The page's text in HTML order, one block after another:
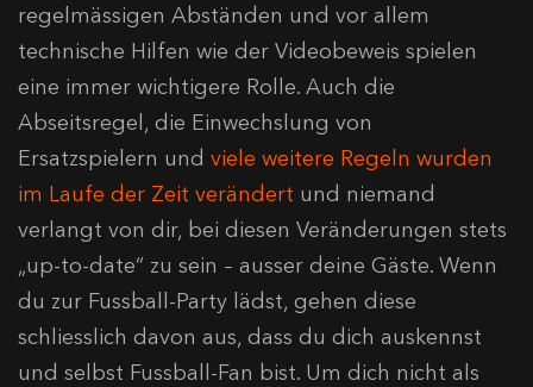
regelmässigen Abständen und vor allem
technische Hilfen wie der Videobeweis spielen
eine immer wichtigere Rolle. Auch die
Abseitsregel, die Einwechslung von
Ersatzspielern und viele weitere Regeln wurden
im Laufe der Zeit verändert und niemand
verlangt von dir, bei diesen Veränderungen stets
„up-to-date“ zu sein – ausser deine Gäste. Wenn
du zur Fussball-Party lädst, gehen diese
schliesslich davon aus, dass du dich auskennst
und selbst Fussball-Fan bist. Um dich nicht als